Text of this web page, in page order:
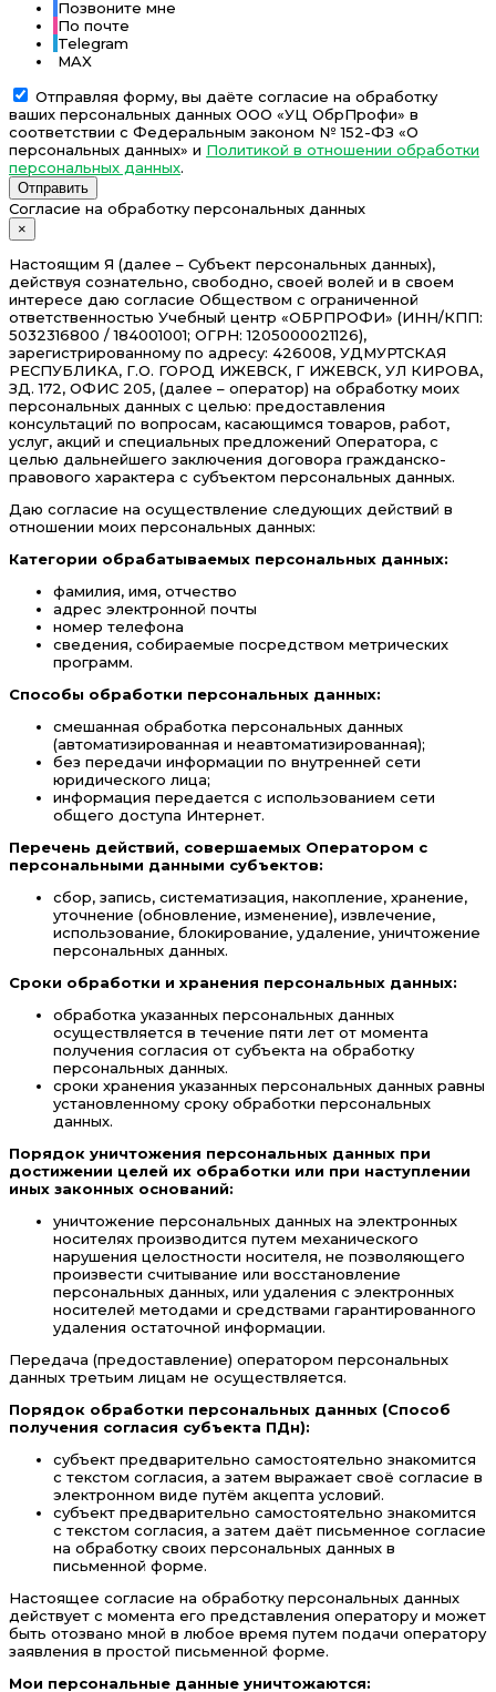
Позвоните мне
По почте
Telegram
MAX
Отправляя форму, вы даёте согласие на обработку
ваших персональных данных ООО «УЦ ОбрПрофи» в
соответствии с Федеральным законом № 152-ФЗ «О
персональных данных» и Политикой в отношении обработки
персональных данных.
Отправить
Согласие на обработку персональных данных
×
Настоящим Я (далее – Субъект персональных данных),
действуя сознательно, свободно, своей волей и в своем
интересе даю согласие Обществом с ограниченной
ответственностью Учебный центр «ОБРПРОФИ» (ИНН/КПП:
5032316800 / 184001001; ОГРН: 1205000021126),
зарегистрированному по адресу: 426008, УДМУРТСКАЯ
РЕСПУБЛИКА, Г.О. ГОРОД ИЖЕВСК, Г ИЖЕВСК, УЛ КИРОВА,
ЗД. 172, ОФИС 205, (далее – оператор) на обработку моих
персональных данных с целью: предоставления
консультаций по вопросам, касающимся товаров, работ,
услуг, акций и специальных предложений Оператора, с
целью дальнейшего заключения договора гражданско-
правового характера с субъектом персональных данных.
Даю согласие на осуществление следующих действий в
отношении моих персональных данных:
Категории обрабатываемых персональных данных:
фамилия, имя, отчество
адрес электронной почты
номер телефона
сведения, собираемые посредством метрических
программ.
Способы обработки персональных данных:
смешанная обработка персональных данных
(автоматизированная и неавтоматизированная);
без передачи информации по внутренней сети
юридического лица;
информация передается с использованием сети
общего доступа Интернет.
Перечень действий, совершаемых Оператором с
персональными данными субъектов:
сбор, запись, систематизация, накопление, хранение,
уточнение (обновление, изменение), извлечение,
использование, блокирование, удаление, уничтожение
персональных данных.
Сроки обработки и хранения персональных данных:
обработка указанных персональных данных
осуществляется в течение пяти лет от момента
получения согласия от субъекта на обработку
персональных данных.
сроки хранения указанных персональных данных равны
установленному сроку обработки персональных
данных.
Порядок уничтожения персональных данных при
достижении целей их обработки или при наступлении
иных законных оснований:
уничтожение персональных данных на электронных
носителях производится путем механического
нарушения целостности носителя, не позволяющего
произвести считывание или восстановление
персональных данных, или удаления с электронных
носителей методами и средствами гарантированного
удаления остаточной информации.
Передача (предоставление) оператором персональных
данных третьим лицам не осуществляется.
Порядок обработки персональных данных (Способ
получения согласия субъекта ПДн):
субъект предварительно самостоятельно знакомится
с текстом согласия, а затем выражает своё согласие в
электронном виде путём акцепта условий.
субъект предварительно самостоятельно знакомится
с текстом согласия, а затем даёт письменное согласие
на обработку своих персональных данных в
письменной форме.
Настоящее согласие на обработку персональных данных
действует с момента его представления оператору и может
быть отозвано мной в любое время путем подачи оператору
заявления в простой письменной форме.
Мои персональные данные уничтожаются: